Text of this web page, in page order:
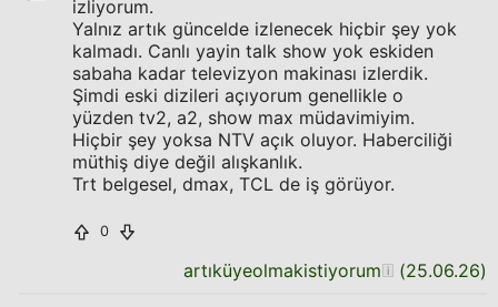
izliyorum.
Yalnız artık güncelde izlenecek hiçbir şey yok
kalmadı. Canlı yayin talk show yok eskiden
sabaha kadar televizyon makinası izlerdik.
Şimdi eski dizileri açıyorum genellikle o
yüzden tv2, a2, show max müdavimiyim.
Hiçbir şey yoksa NTV açık oluyor. Haberciliği
müthiş diye değil alışkanlık.
Trt belgesel, dmax, TCL de iş görüyor.
0
artıküyeolmakistiyorum (25.06.26)